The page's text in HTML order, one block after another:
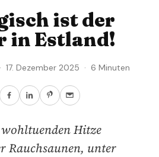
ist der
in Estland!
· 17. Dezember 2025 · 6 Minuten
Hitze
Rauchsaunen, unter